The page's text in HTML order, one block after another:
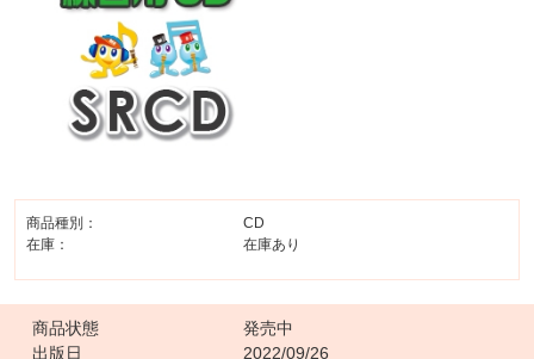
商品種別：
CD
在庫：
在庫あり
商品状態
発売中
出版日
2022/09/26